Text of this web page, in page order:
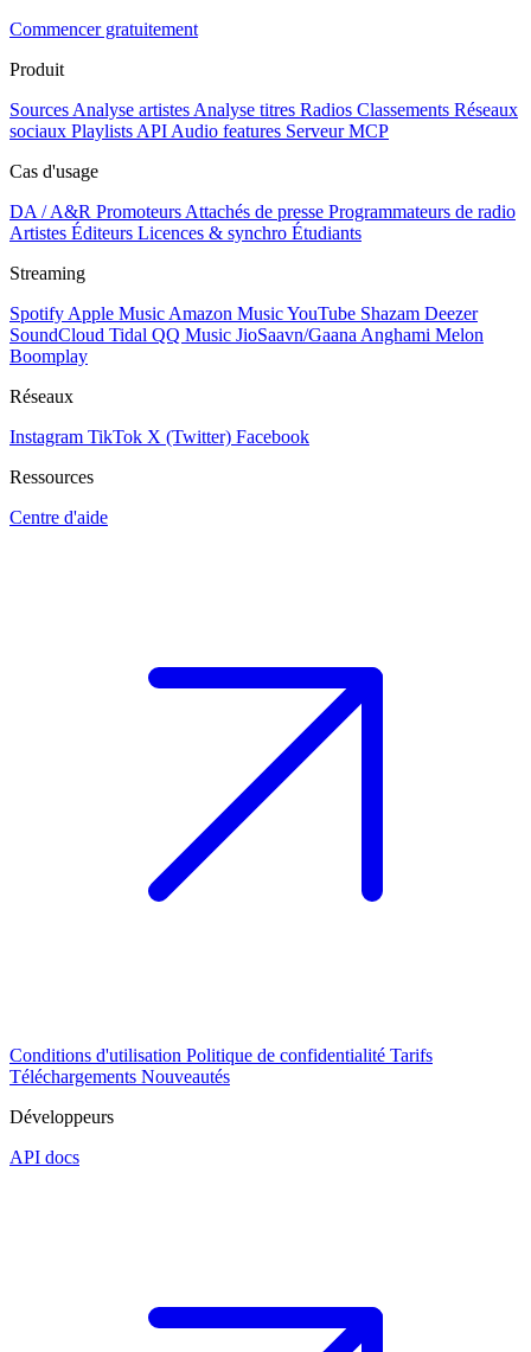
Commencer gratuitement
Produit
Sources Analyse artistes Analyse titres Radios Classements Réseaux
sociaux Playlists API Audio features Serveur MCP
Cas d'usage
DA / A&R Promoteurs Attachés de presse Programmateurs de radio
Artistes Éditeurs Licences & synchro Étudiants
Streaming
Spotify Apple Music Amazon MusicYouTube Shazam Deezer
SoundCloud Tidal QQ Music JioSaavn/Gaana Anghami Melon
Boomplay
Réseaux
Instagram TikTok X (Twitter) Facebook
Ressources
Centre d'aide
Conditions d'utilisation Politique de confidentialité Tarifs
Téléchargements Nouveautés
Développeurs
API docs